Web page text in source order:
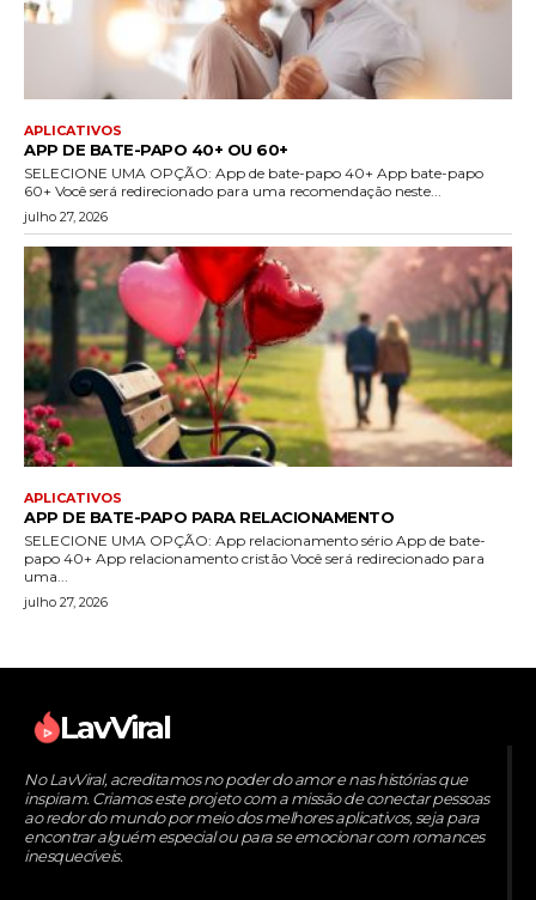
APLICATIVOS
APP DE BATE-PAPO 40+ OU 60+
SELECIONE UMA OPÇÃO: App de bate-papo 40+ App bate-papo
60+ Você será redirecionado para uma recomendação neste...
julho 27, 2026
APLICATIVOS
APP DE BATE-PAPO PARA RELACIONAMENTO
SELECIONE UMA OPÇÃO: App relacionamento sério App de bate-
papo 40+ App relacionamento cristão Você será redirecionado para
uma...
julho 27, 2026
LavViral
No LavViral, acreditamos no poder do amor e nas histórias que
inspiram. Criamos este projeto com a missão de conectar pessoas
ao redor do mundo por meio dos melhores aplicativos, seja para
encontrar alguém especial ou para se emocionar com romances
inesquecíveis.